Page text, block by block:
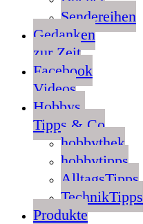
Sendereihen
Gedanken
zur Zeit
Facebook
Videos
Hobbys,
Tipps & Co
hobbythek
hobbytipps
AlltagsTipps
TechnikTipps
Produkte